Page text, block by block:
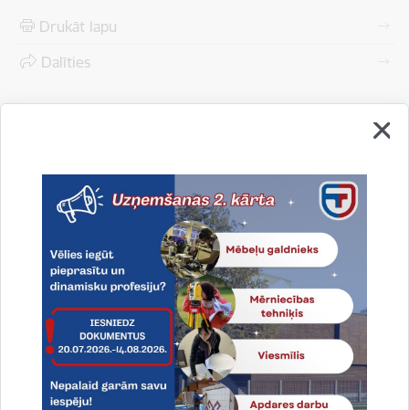
Drukāt lapu
Dalīties
Vai šī informācija bija noderīga?